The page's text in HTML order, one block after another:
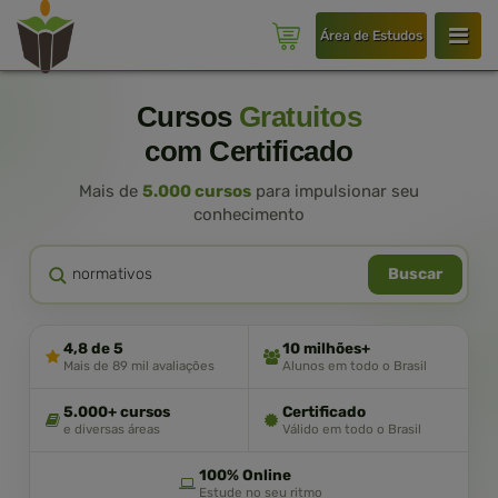
Área de Estudos
Cursos Gratuitos
com Certificado
Mais de 5.000 cursos para impulsionar seu
conhecimento
Buscar
4,8 de 5
Mais de 89 mil avaliações
10 milhões+
Alunos em todo o Brasil
5.000+ cursos
e diversas áreas
Certificado
Válido em todo o Brasil
100% Online
Estude no seu ritmo